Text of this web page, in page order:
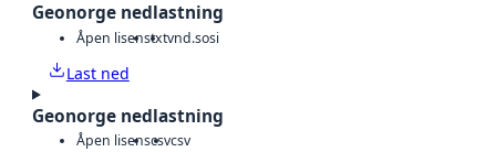
Geonorge nedlastning
Åpen lisenstxtvnd.sosi
Last ned
Geonorge nedlastning
Åpen lisenscsvcsv